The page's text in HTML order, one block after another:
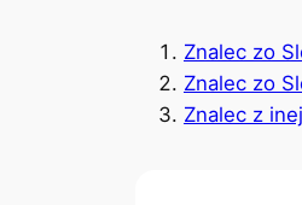
Znalec zo
Znalec zo
Znalec z